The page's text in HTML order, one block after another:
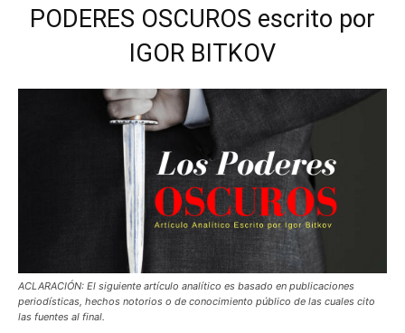
PODERES OSCUROS escrito por
IGOR BITKOV
ACLARACIÓN: El siguiente artículo analítico es basado en publicaciones
periodísticas, hechos notorios o de conocimiento público de las cuales cito
las fuentes al final.